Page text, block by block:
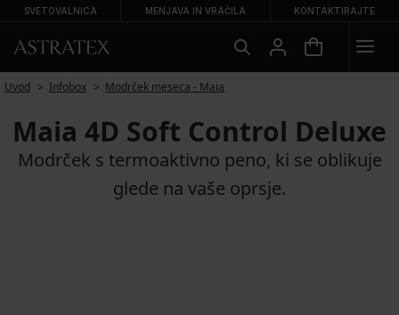
SVETOVALNICA MENJAVA IN VRAČILA KONTAKTIRAJTE
Uvod Infobox Modrček meseca - Maia
Maia 4D Soft Control Deluxe
Modrček s termoaktivno peno, ki se oblikuje
glede na vaše oprsje.